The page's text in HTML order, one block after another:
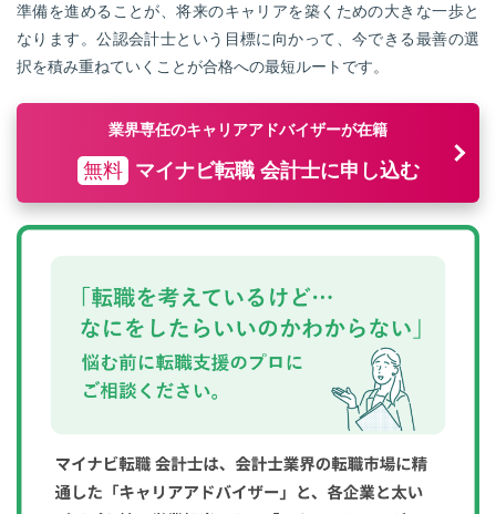
準備を進めることが、将来のキャリアを築くための大きな一歩と
なります。公認会計士という目標に向かって、今できる最善の選
択を積み重ねていくことが合格への最短ルートです。
業界専任のキャリアアドバイザーが在籍
無料 マイナビ転職 会計士に申し込む